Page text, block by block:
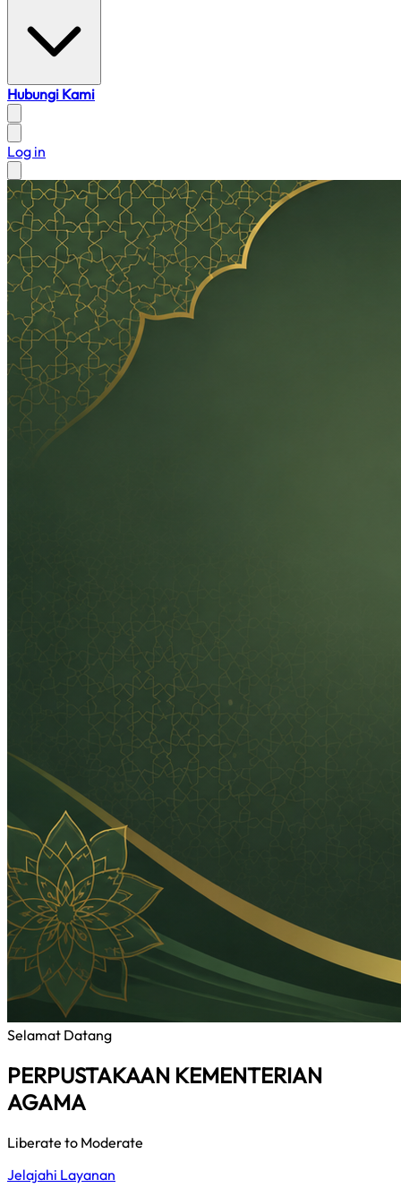
Hubungi Kami
Log in
Selamat Datang
PERPUSTAKAAN KEMENTERIAN
AGAMA
Liberate to Moderate
Jelajahi Layanan